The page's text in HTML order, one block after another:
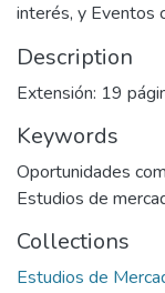
interés, y Eventos
Description
Extensión: 19
Keywords
Oportunidades
Estudios de
Collections
Estudios de